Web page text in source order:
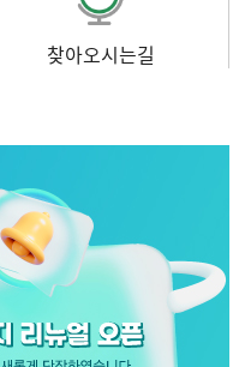
찾아오시는길